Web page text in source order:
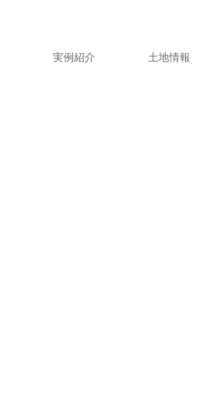
実例紹介 土地情報